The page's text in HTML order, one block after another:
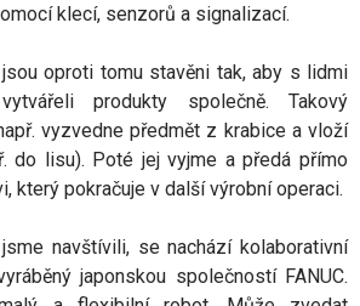
klecí, senzorů a signalizací.
oproti tomu stavěni tak, aby s lidmi
produkty společně. Takový
vyzvedne předmět z krabice a vloží
do lisu). Poté jej vyjme a předá přímo
který pokračuje v další výrobní operaci.
navštívili, se nachází kolaborativní
japonskou společností FANUC.